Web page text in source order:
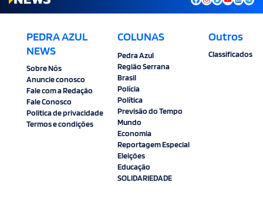
PEDRA AZUL
NEWS
Sobre Nós
Anuncie conosco
Fale com a Redação
Fale Conosco
Politica de privacidade
Termos e condições
COLUNAS
Pedra Azul
Região Serrana
Brasil
Polícia
Política
Previsão do Tempo
Mundo
Economia
Reportagem Especial
Eleições
Educação
SOLIDARIEDADE
Outros
Classificados